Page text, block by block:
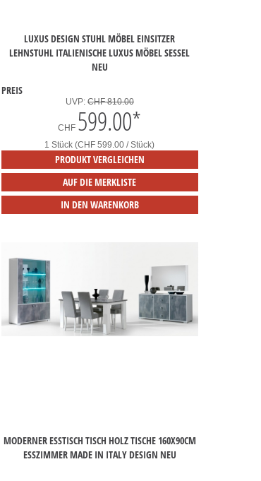
LUXUS DESIGN STUHL MÖBEL EINSITZER
LEHNSTUHL ITALIENISCHE LUXUS MÖBEL SESSEL
NEU
PREIS
UVP: CHF 810.00
CHF 599.00*
1 Stück (CHF 599.00 / Stück)
PRODUKT VERGLEICHEN
AUF DIE MERKLISTE
IN DEN WARENKORB
MODERNER ESSTISCH TISCH HOLZ TISCHE 160X90CM
ESSZIMMER MADE IN ITALY DESIGN NEU